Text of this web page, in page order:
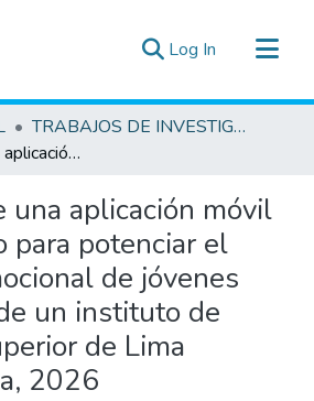
Log In (current)
TRABAJOS DE INVESTIGACIÓN
Propuesta de una aplicación móvil como recurso para potenciar el bienestar emocional de jóvenes estudiantes de un instituto de educación superior de Lima Metropolitana, 2026
una aplicación móvil
para potenciar el
de jóvenes
un instituto de
de Lima
2026